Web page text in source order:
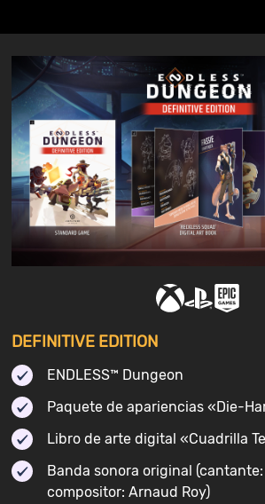
DEFINITIVE EDITION
ENDLESS™ Dungeon
Paquete de apariencias «Die-
Libro de arte digital «Cuadrilla
Banda sonora original
compositor: Arnaud Roy)